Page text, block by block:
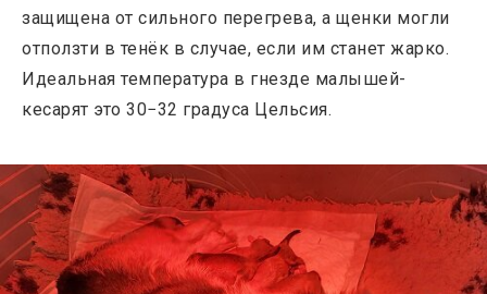
защищена от сильного перегрева, а щенки могли
отползти в тенёк в случае, если им станет жарко.
Идеальная температура в гнезде малышей-
кесарят это 30−32 градуса Цельсия.